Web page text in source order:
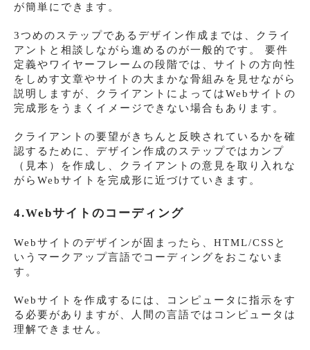
が簡単にできます。
3つめのステップであるデザイン作成までは、クライ
アントと相談しながら進めるのが一般的です。 要件
定義やワイヤーフレームの段階では、サイトの方向性
をしめす文章やサイトの大まかな骨組みを見せながら
説明しますが、クライアントによってはWebサイトの
完成形をうまくイメージできない場合もあります。
クライアントの要望がきちんと反映されているかを確
認するために、デザイン作成のステップではカンプ
（見本）を作成し、クライアントの意見を取り入れな
がらWebサイトを完成形に近づけていきます。
4.Webサイトのコーディング
Webサイトのデザインが固まったら、HTML/CSSと
いうマークアップ言語でコーディングをおこないま
す。
Webサイトを作成するには、コンピュータに指示をす
る必要がありますが、人間の言語ではコンピュータは
理解できません。